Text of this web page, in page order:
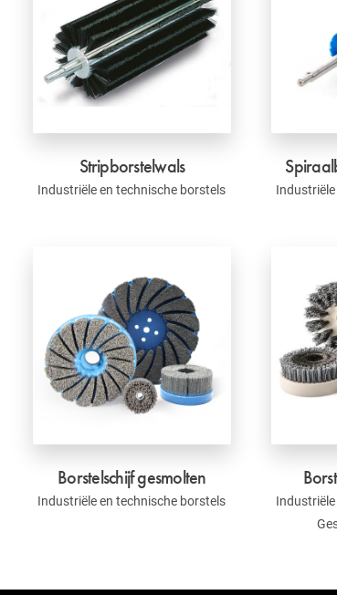
Stripborstelwals
Industriële en technische borstels
Borstelschijf gesmolten
Industriële en technische borstels